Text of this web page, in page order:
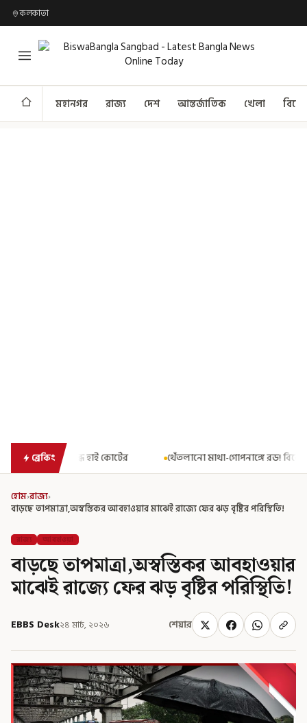
কলকাতা
মহানগর রাজ্য দেশ আন্তর্জাতিক খেলা
ব্রেকিং থেঁতলানো মাথা-গোপনাঙ্গে রড! বিজেপিশাসিত অসমে
হোম›রাজ্য›
বাড়ছে তাপমাত্রা,অস্বস্তিকর আবহাওয়ার মাঝেই রাজ্যে ফের ঝড় বৃষ্টির পরিস্থিতি!
রাজ্য আবহাওয়া
বাড়ছে তাপমাত্রা,অস্বস্তিকর আবহাওয়ার
মাঝেই রাজ্যে ফের ঝড় বৃষ্টির পরিস্থিতি!
EBBS Desk২৪ মার্চ, ২০২৬ শেয়ার